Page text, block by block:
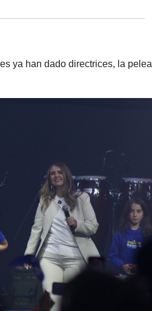
ya han dado directrices, la pelea